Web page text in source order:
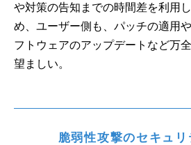
や対策の告知までの時間差を利用
め、ユーザー側も、パッチの適用
フトウェアのアップデートなど万
望ましい。
脆弱性攻撃のセキュリ